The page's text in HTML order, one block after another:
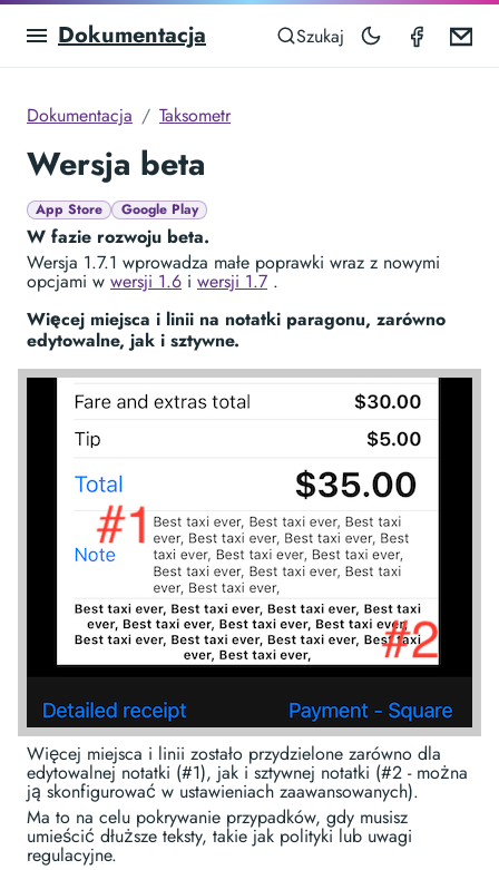
Dokumentacja Szukaj
Dokumentacja Taksometr
Wersja beta
App Store Google Play
W fazie rozwoju beta.
Wersja 1.7.1 wprowadza małe poprawki wraz z nowymi
opcjami w wersji 1.6 i wersji 1.7 .
Więcej miejsca i linii na notatki paragonu, zarówno
edytowalne, jak i sztywne.
Więcej miejsca i linii zostało przydzielone zarówno dla
edytowalnej notatki (#1), jak i sztywnej notatki (#2 - można
ją skonfigurować w ustawieniach zaawansowanych).
Ma to na celu pokrywanie przypadków, gdy musisz
umieścić dłuższe teksty, takie jak polityki lub uwagi
regulacyjne.